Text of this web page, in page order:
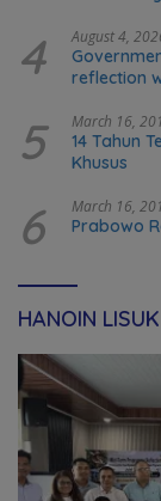
4 August 4,
reflection
5 March 16,
14 Tahun
Khusus
6 March 16,
Prabowo
HANOIN LISUK